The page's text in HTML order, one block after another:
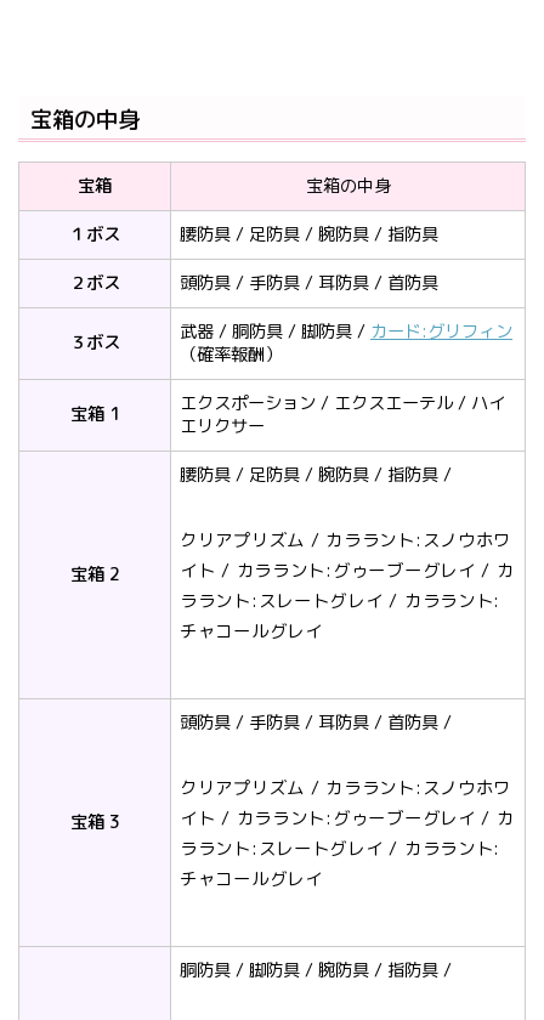
宝箱の中身
宝箱
宝箱の中身
１ボス
腰防具 / 足防具 / 腕防具 / 指防具
２ボス
頭防具 / 手防具 / 耳防具 / 首防具
３ボス 武器 / 胴防具 / 脚防具 / カード:グリフィン
（確率報酬）
宝箱 1
エクスポーション / エクスエーテル / ハイ
エリクサー
宝箱 2
腰防具 / 足防具 / 腕防具 / 指防具 /
クリアプリズム / カララント:スノウホワ
イト / カララント:グゥーブーグレイ / カ
ララント:スレートグレイ / カララント:
チャコールグレイ
宝箱 3
頭防具 / 手防具 / 耳防具 / 首防具 /
クリアプリズム / カララント:スノウホワ
イト / カララント:グゥーブーグレイ / カ
ララント:スレートグレイ / カララント:
チャコールグレイ
胴防具 / 脚防具 / 腕防具 / 指防具 /